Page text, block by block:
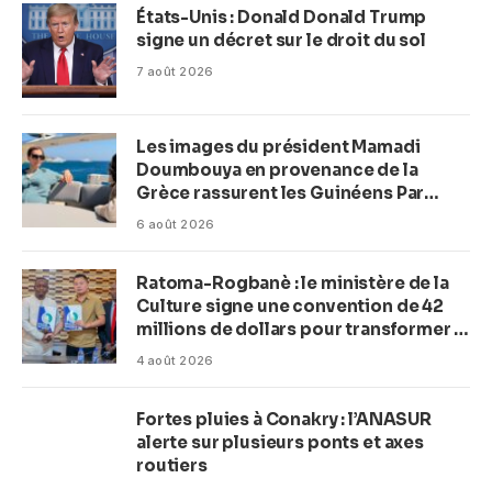
États-Unis : Donald Donald Trump
signe un décret sur le droit du sol
7 août 2026
Les images du président Mamadi
Doumbouya en provenance de la
Grèce rassurent les Guinéens Par
(Macka Baldé)
6 août 2026
Ratoma-Rogbanè : le ministère de la
Culture signe une convention de 42
millions de dollars pour transformer la
plage en complexe balnéaire
4 août 2026
Fortes pluies à Conakry : l’ANASUR
alerte sur plusieurs ponts et axes
routiers